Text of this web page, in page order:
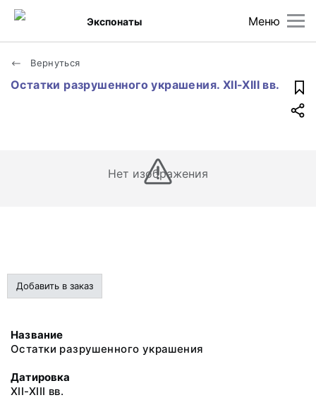
Меню
Экспонаты
Вернуться
Остатки разрушенного украшения. XII-XIII вв.
Нет изображения
Добавить в заказ
Название
Остатки разрушенного украшения
Датировка
XII-XIII вв.